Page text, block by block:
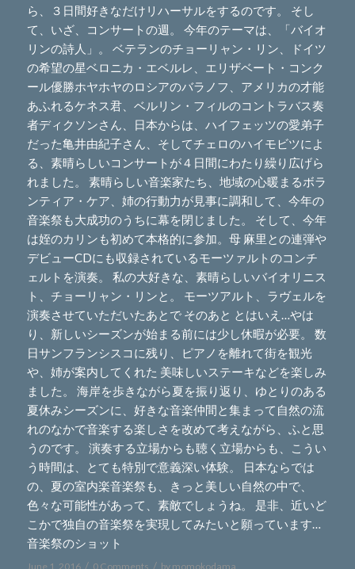
ら、３日間好きなだけリハーサルをするのです。 そし
て、いざ、コンサートの週。 今年のテーマは、「バイオ
リンの詩人」。 ベテランのチョーリャン・リン、ドイツ
の希望の星ベロニカ・エベルレ、エリザベート・コンク
ール優勝ホヤホヤのロシアのバラノフ、アメリカの才能
あふれるケネス君、ベルリン・フィルのコントラバス奏
者ディクソンさん、日本からは、ハイフェッツの愛弟子
だった亀井由紀子さん、そしてチェロのハイモビツによ
る、素晴らしいコンサートが４日間にわたり繰り広げら
れました。 素晴らしい音楽家たち、地域の心暖まるボラ
ンティア・ケア、姉の行動力が見事に調和して、今年の
音楽祭も大成功のうちに幕を閉じました。 そして、今年
は姪のカリンも初めて本格的に参加。母 麻里との連弾や
デビューCDにも収録されているモーツァルトのコンチ
ェルトを演奏。 私の大好きな、素晴らしいバイオリニス
ト、チョーリャン・リンと。 モーツアルト、ラヴェルを
演奏させていただいたあとで そのあと とはいえ…やは
り、新しいシーズンが始まる前には少し休暇が必要。 数
日サンフランシスコに残り、ピアノを離れて街を観光
や、姉が案内してくれた 美味しいステーキなどを楽しみ
ました。 海岸を歩きながら夏を振り返り、ゆとりのある
夏休みシーズンに、好きな音楽仲間と集まって自然の流
れのなかで音楽する楽しさを改めて考えながら、ふと思
うのです。 演奏する立場からも聴く立場からも、こうい
う時間は、とても特別で意義深い体験。 日本ならでは
の、夏の室内楽音楽祭も、きっと美しい自然の中で、
色々な可能性があって、素敵でしょうね。 是非、近いど
こかで独自の音楽祭を実現してみたいと願っています…
音楽祭のショット
June 1, 2016 / 0 Comments / by momokodama